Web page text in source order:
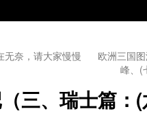
无奈，请大家慢慢
欧洲三国
峰、(
三、瑞士篇：